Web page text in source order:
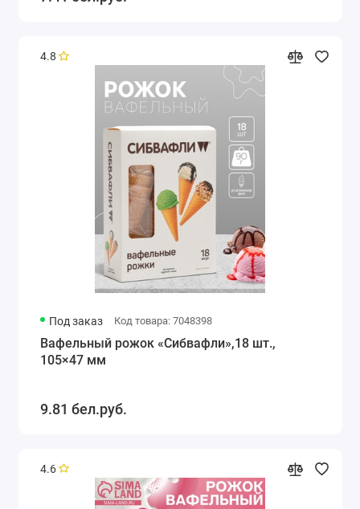
4.8
Под заказ Код товара: 7048398
Вафельный рожок «Сибвафли»,18 шт.,
105×47 мм
9.81 бел.руб.
4.6